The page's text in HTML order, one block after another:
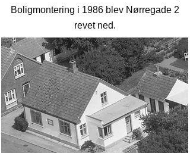
Boligmontering i 1986 blev Nørregade 2
revet ned.